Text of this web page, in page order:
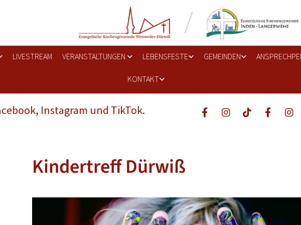
LIVESTREAM VERANSTALTUNGEN LEBENSFESTE GEMEINDEN
KONTAKT
Instagram und TikTok.
Kindertreff Dürwiß